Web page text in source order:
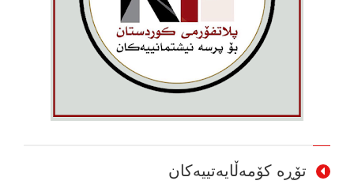
تۆڕە کۆمەڵایەتییەکان